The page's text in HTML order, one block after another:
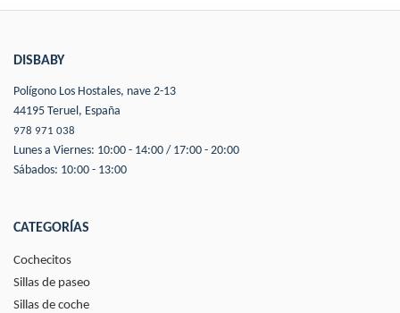
DISBABY
Polígono Los Hostales, nave 2-13
44195 Teruel, España
978 971 038
Lunes a Viernes: 10:00 - 14:00 / 17:00 - 20:00
Sábados: 10:00 - 13:00
CATEGORÍAS
Cochecitos
Sillas de paseo
Sillas de coche